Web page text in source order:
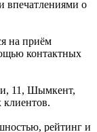
впечатлениями о
на приём
контактных
11, Шымкент,
клиентов.
рейтинг и